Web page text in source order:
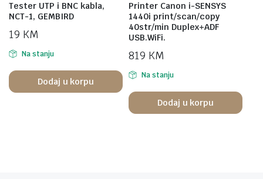
Tester UTP i BNC kabla,
NCT-1, GEMBIRD
19 KM
Na stanju
Dodaj u korpu
Printer Canon i-SENSYS
1440i print/scan/copy
40str/min Duplex+ADF
USB.WiFi.
819 KM
Na stanju
Dodaj u korpu